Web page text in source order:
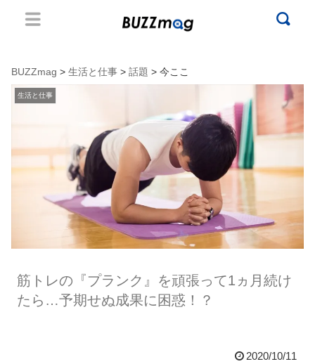
BUZZmag > 生活と仕事 > 話題 > 今ここ
生活と仕事
筋トレの『プランク』を頑張って1ヵ月続け
たら…予期せぬ成果に困惑！？
2020/10/11